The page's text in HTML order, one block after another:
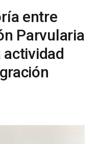
entre
Parvularia
actividad